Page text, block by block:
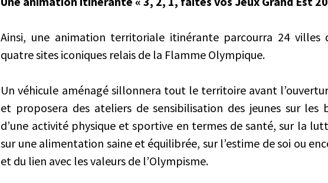
Ainsi, une animation territoriale itinérante parcourra 24 villes
quatre sites iconiques relais de la Flamme Olympique.
Un véhicule aménagé sillonnera tout le territoire avant
et proposera des ateliers de sensibilisation des jeunes sur
d’une activité physique et sportive en termes de santé, sur la
sur une alimentation saine et équilibrée, sur l’estime de soi ou
et du lien avec les valeurs de l’Olympisme.